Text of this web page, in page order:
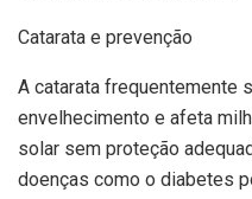
Catarata e prevenção
A catarata frequentemente
envelhecimento e afeta
solar sem proteção
doenças como o diabetes